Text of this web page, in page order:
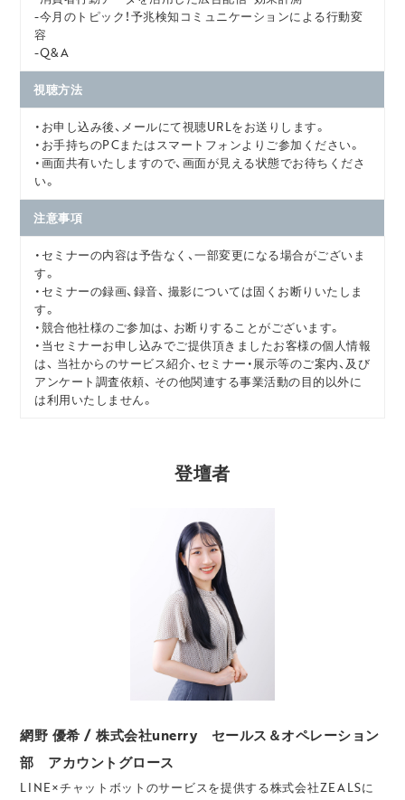
-今月のトピック！予兆検知コミュニケーションによる行動変
容
-Q&A
視聴方法
・お申し込み後、メールにて視聴URLをお送りします。
・お手持ちのPCまたはスマートフォンよりご参加ください。
・画面共有いたしますので、画面が見える状態でお待ちくださ
い。
注意事項
・セミナーの内容は予告なく、一部変更になる場合がございま
す。
・セミナーの録画、録音、 撮影については固くお断りいたしま
す。
・競合他社様のご参加は、 お断りすることがございます。
・当セミナーお申し込みでご提供頂きましたお客様の個人情報
は、 当社からのサービス紹介、セミナー・展示等のご案内、及び
アンケート調査依頼、 その他関連する事業活動の目的以外に
は利用いたしません。
登壇者
網野 優希 / 株式会社unerry セールス＆オペレーション
部 アカウントグロース
LINE×チャットボットのサービスを提供する株式会社ZEALSに